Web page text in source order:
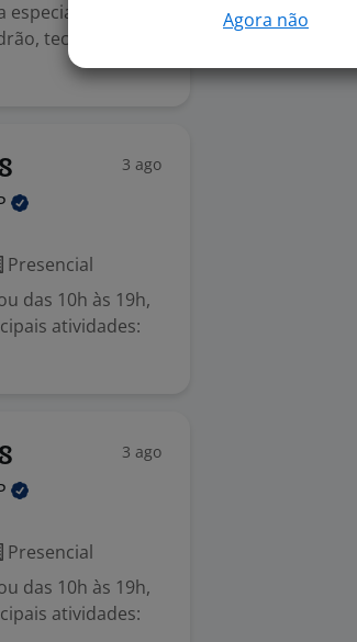
em
tecnológica e
3 ago
Presencial
das 10h às 19h,
atividades:
3 ago
Presencial
das 10h às 19h,
atividades:
Agora não